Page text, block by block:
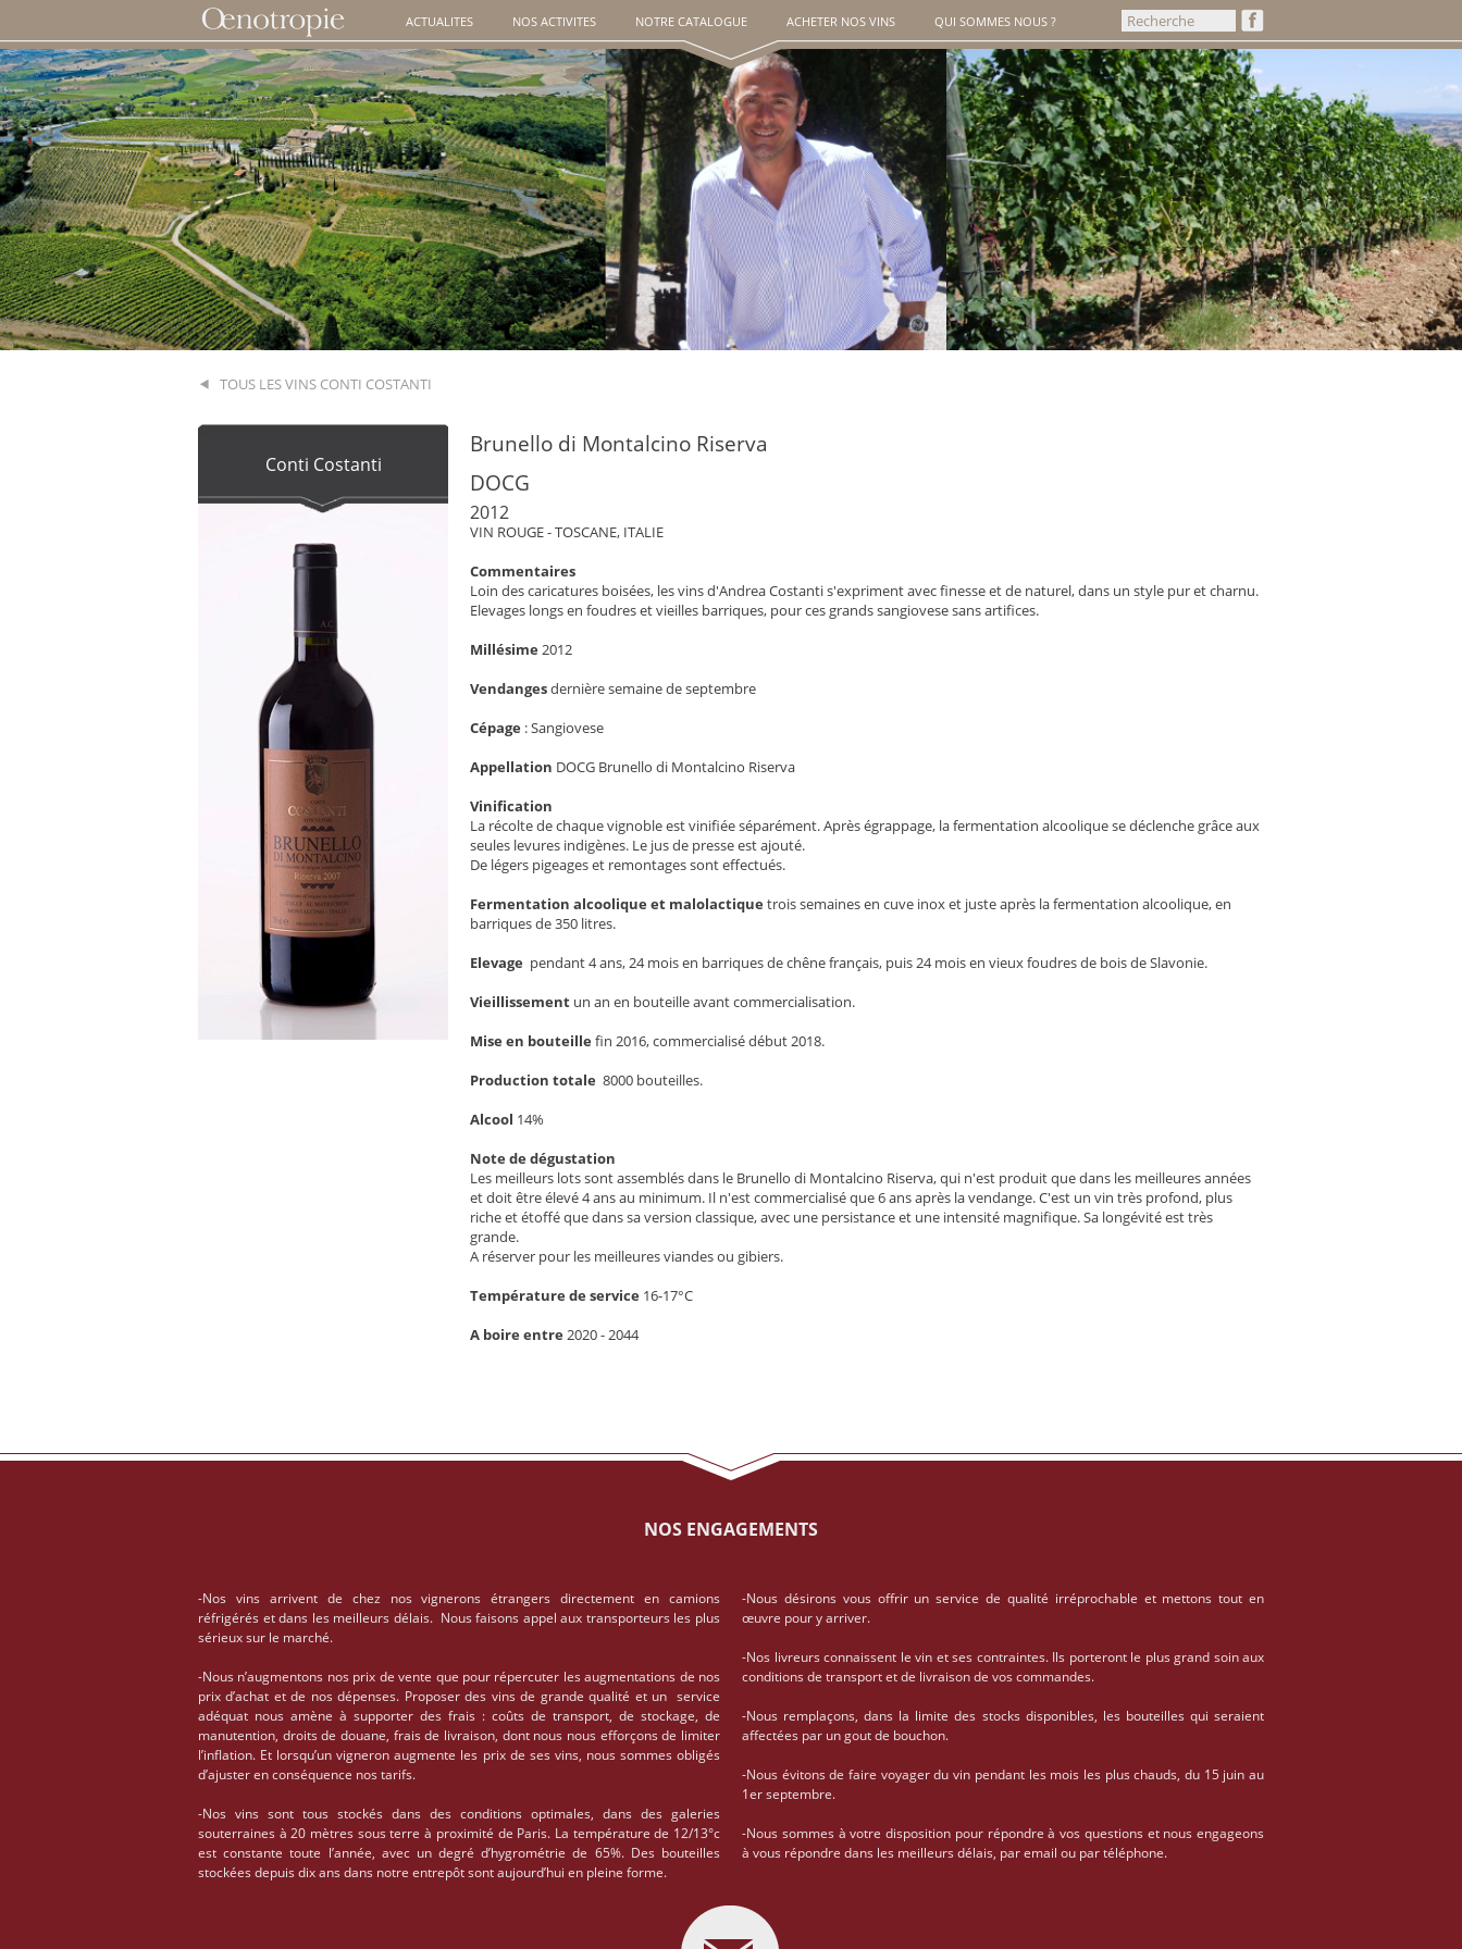
ACTUALITES NOS ACTIVITES NOTRE CATALOGUE ACHETER NOS VINS QUI SOMMES NOUS ?
TOUS LES VINS CONTI COSTANTI
Conti Costanti
Brunello di Montalcino Riserva
DOCG
2012
VIN ROUGE - TOSCANE, ITALIE
Commentaires
Loin des caricatures boisées, les vins d'Andrea Costanti s'expriment avec finesse et de naturel, dans un style pur et charnu.
Elevages longs en foudres et vieilles barriques, pour ces grands sangiovese sans artifices.
Millésime 2012
Vendangesdernière semaine de septembre
Cépage :Sangiovese
Appellation DOCG Brunello di Montalcino Riserva
Vinification
La récolte de chaque vignoble est vinifiée séparément. Après égrappage, la fermentation alcoolique se déclenche grâce aux
seules levures indigènes. Le jus de presse est ajouté.
De légers pigeages et remontages sont effectués.
Fermentation alcoolique et malolactique trois semaines en cuve inox et juste après la fermentation alcoolique, en
barriques de 350 litres.
Elevage pendant 4 ans, 24 mois en barriques de chêne français, puis 24 mois en vieux foudres de bois de Slavonie.
Vieillissement un an en bouteille avant commercialisation.
Mise en bouteille fin 2016, commercialisé début 2018.
Production totale 8000 bouteilles.
Alcool 14%
Note de dégustation
Les meilleurs lots sont assemblés dans le Brunello di Montalcino Riserva, qui n'est produit que dans les meilleures années
et doit être élevé 4 ans au minimum. Il n'est commercialisé que 6 ans après la vendange. C'est un vin très profond, plus
riche et étoffé que dans sa version classique, avec une persistance et une intensité magnifique. Sa longévité est très
grande.
A réserver pour les meilleures viandes ou gibiers.
Température de service 16-17°C
A boire entre 2020 - 2044
NOS ENGAGEMENTS
-Nos vins arrivent de chez nos vignerons étrangers directement en camions
réfrigérés et dans les meilleurs délais. Nous faisons appel aux transporteurs les plus
sérieux sur le marché.
-Nous n’augmentons nos prix de vente que pour répercuter les augmentations de nos
prix d’achat et de nos dépenses. Proposer des vins de grande qualité et un service
adéquat nous amène à supporter des frais : coûts de transport, de stockage, de
manutention, droits de douane, frais de livraison, dont nous nous efforçons de limiter
l’inflation. Et lorsqu’un vigneron augmente les prix de ses vins, nous sommes obligés
d’ajuster en conséquence nos tarifs.
-Nos vins sont tous stockés dans des conditions optimales, dans des galeries
souterraines à 20 mètres sous terre à proximité de Paris. La température de 12/13°c
est constante toute l’année, avec un degré d’hygrométrie de 65%. Des bouteilles
stockées depuis dix ans dans notre entrepôt sont aujourd’hui en pleine forme.
-Nous désirons vous offrir un service de qualité irréprochable et mettons tout en
œuvre pour y arriver.
-Nos livreurs connaissent le vin et ses contraintes. Ils porteront le plus grand soin aux
conditions de transport et de livraison de vos commandes.
-Nous remplaçons, dans la limite des stocks disponibles, les bouteilles qui seraient
affectées par un gout de bouchon.
-Nous évitons de faire voyager du vin pendant les mois les plus chauds, du 15 juin au
1er septembre.
-Nous sommes à votre disposition pour répondre à vos questions et nous engageons
à vous répondre dans les meilleurs délais, par email ou par téléphone.